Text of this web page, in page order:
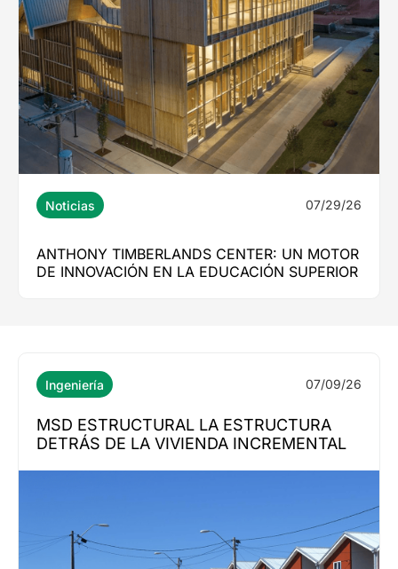
Noticias 07/29/26
ANTHONY TIMBERLANDS CENTER: UN MOTOR
DE INNOVACIÓN EN LA EDUCACIÓN SUPERIOR
Ingeniería 07/09/26
MSD ESTRUCTURAL LA ESTRUCTURA
DETRÁS DE LA VIVIENDA INCREMENTAL